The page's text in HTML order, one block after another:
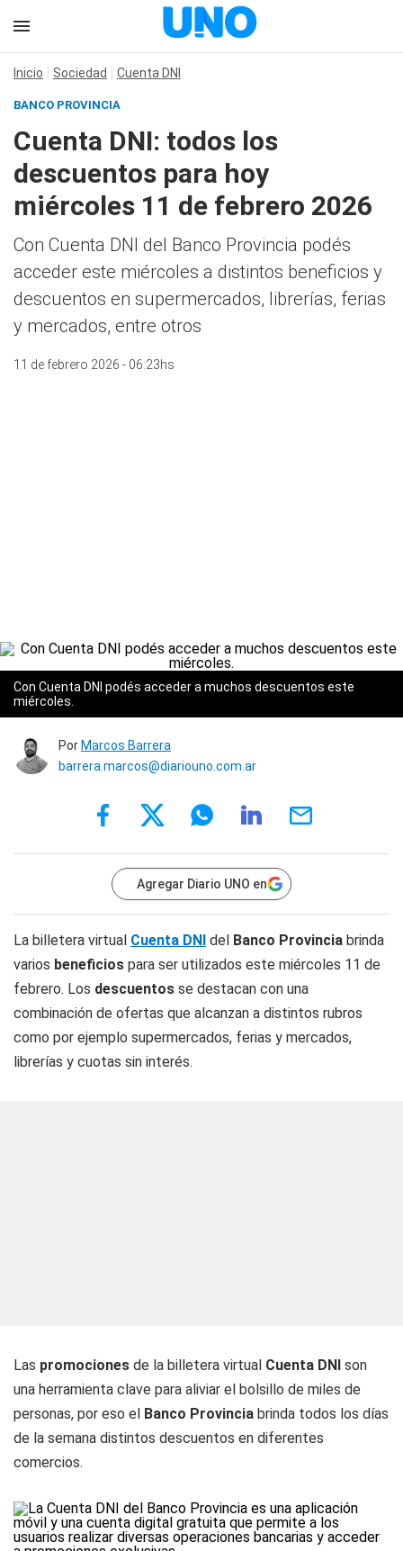
Inicio Sociedad Cuenta DNI
BANCO PROVINCIA
Cuenta DNI: todos los
descuentos para hoy
miércoles 11 de febrero 2026
Con Cuenta DNI del Banco Provincia podés
acceder este miércoles a distintos beneficios y
descuentos en supermercados, librerías, ferias
y mercados, entre otros
11 de febrero 2026 - 06:23hs
Con Cuenta DNI podés acceder a muchos descuentos este
miércoles.
Por Marcos Barrera
barrera.marcos@diariouno.com.ar
Agregar Diario UNO en
La billetera virtual Cuenta DNI del Banco Provincia brinda
varios beneficios para ser utilizados este miércoles 11 de
febrero. Los descuentos se destacan con una
combinación de ofertas que alcanzan a distintos rubros
como por ejemplo supermercados, ferias y mercados,
librerías y cuotas sin interés.
Las promociones de la billetera virtual Cuenta DNI son
una herramienta clave para aliviar el bolsillo de miles de
personas, por eso el Banco Provincia brinda todos los días
de la semana distintos descuentos en diferentes
comercios.